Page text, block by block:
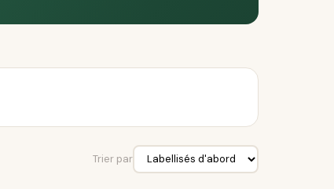
Trier par